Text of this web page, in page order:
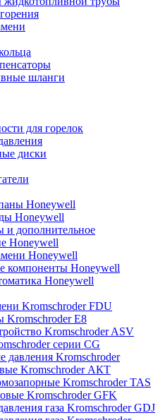
шланги
для горелок
диски
Honeywell
Honeywell
и дополнительное
Honeywell
Honeywell
компоненты Honeywell
Honeywell
Kromschroder FDU
Kromschroder E8
Kromschroder ASV
серии CG
давления Kromschroder
Kromschroder АКТ
Kromschroder TAS
Kromschroder GFK
газа Kromschroder GDJ